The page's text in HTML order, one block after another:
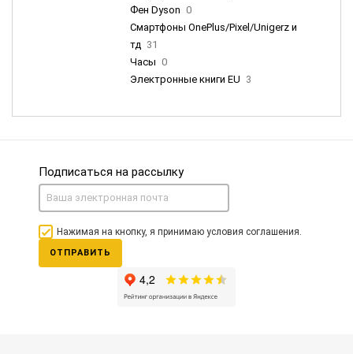
Фен Dyson 0
Смартфоны OnePlus/Pixel/Unigerz и
тд 31
Часы 0
Электронные книги EU 3
Подписаться на рассылку
Нажимая на кнопку, я принимаю условия соглашения.
ОТПРАВИТЬ